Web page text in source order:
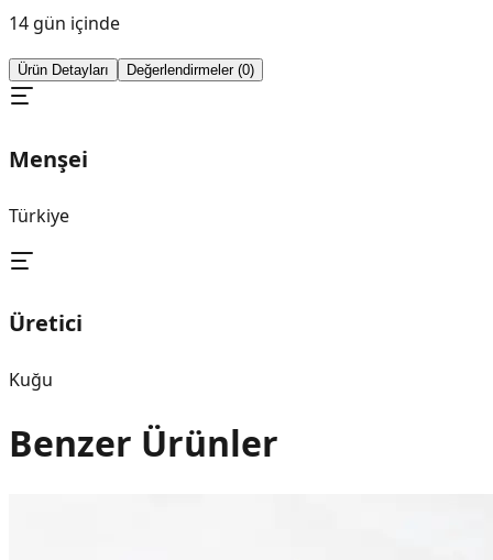
14 gün içinde
Ürün Detayları Değerlendirmeler (0)
Menşei
Türkiye
Üretici
Kuğu
Benzer Ürünler